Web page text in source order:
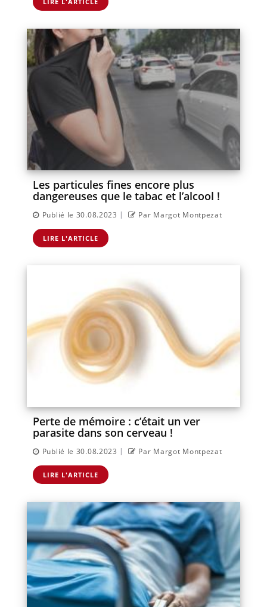
Les particules fines encore plus
dangereuses que le tabac et l’alcool !
Publié le 30.08.2023 | Par Margot Montpezat
LIRE L'ARTICLE
Perte de mémoire : c’était un ver
parasite dans son cerveau !
Publié le 30.08.2023 | Par Margot Montpezat
LIRE L'ARTICLE